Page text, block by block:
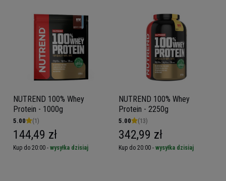
NUTREND 100% Whey
Protein - 1000g
5.00 (1)
144,49 zł
Kup do 20:00 - wysyłka dzisiaj
NUTREND 100% Whey
Protein - 2250g
5.00 (13)
342,99 zł
Kup do 20:00 - wysyłka dzisiaj